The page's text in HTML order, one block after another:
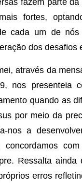
fortes,
cada um de
dos desafios
através da
nos presenteia
quando as
por meio da
nos a
concordamos
Ressalta
erros